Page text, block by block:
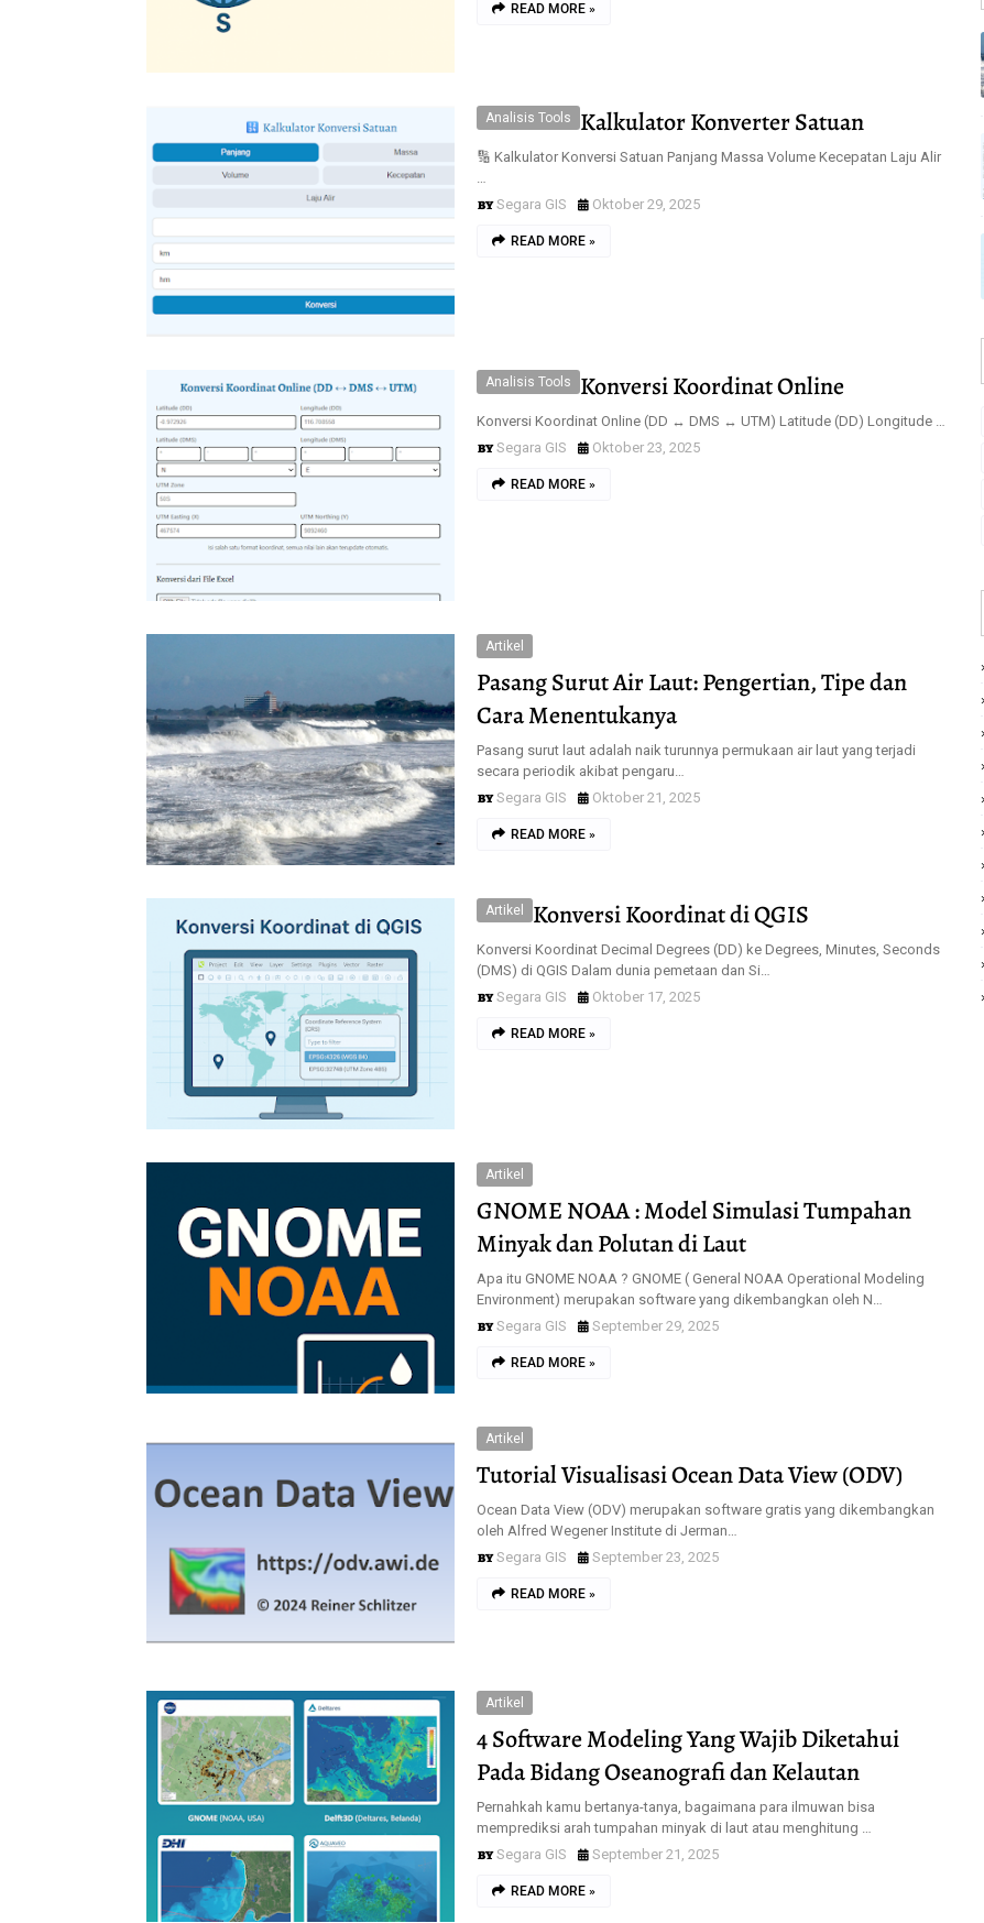
READ MORE »
Analisis Tools Kalkulator Konverter Satuan
🔢 Kalkulator Konversi Satuan Panjang Massa Volume Kecepatan Laju Alir
…
Segara GIS
Oktober 29, 2025
READ MORE »
Analisis Tools Konversi Koordinat Online
Konversi Koordinat Online (DD ↔ DMS ↔ UTM) Latitude (DD) Longitude …
Segara GIS
Oktober 23, 2025
READ MORE »
Artikel
Pasang Surut Air Laut: Pengertian, Tipe dan
Cara Menentukanya
Pasang surut laut adalah naik turunnya permukaan air laut yang terjadi
secara periodik akibat pengaru…
Segara GIS
Oktober 21, 2025
READ MORE »
Artikel Konversi Koordinat di QGIS
Konversi Koordinat Decimal Degrees (DD) ke Degrees, Minutes, Seconds
(DMS) di QGIS Dalam dunia pemetaan dan Si…
Segara GIS
Oktober 17, 2025
READ MORE »
Artikel
GNOME NOAA : Model Simulasi Tumpahan
Minyak dan Polutan di Laut
Apa itu GNOME NOAA ? GNOME ( General NOAA Operational Modeling
Environment) merupakan software yang dikembangkan oleh N…
Segara GIS
September 29, 2025
READ MORE »
Artikel
Tutorial Visualisasi Ocean Data View (ODV)
Ocean Data View (ODV) merupakan software gratis yang dikembangkan
oleh Alfred Wegener Institute di Jerman…
Segara GIS
September 23, 2025
READ MORE »
Artikel
4 Software Modeling Yang Wajib Diketahui
Pada Bidang Oseanografi dan Kelautan
Pernahkah kamu bertanya-tanya, bagaimana para ilmuwan bisa
memprediksi arah tumpahan minyak di laut atau menghitung …
Segara GIS
September 21, 2025
READ MORE »